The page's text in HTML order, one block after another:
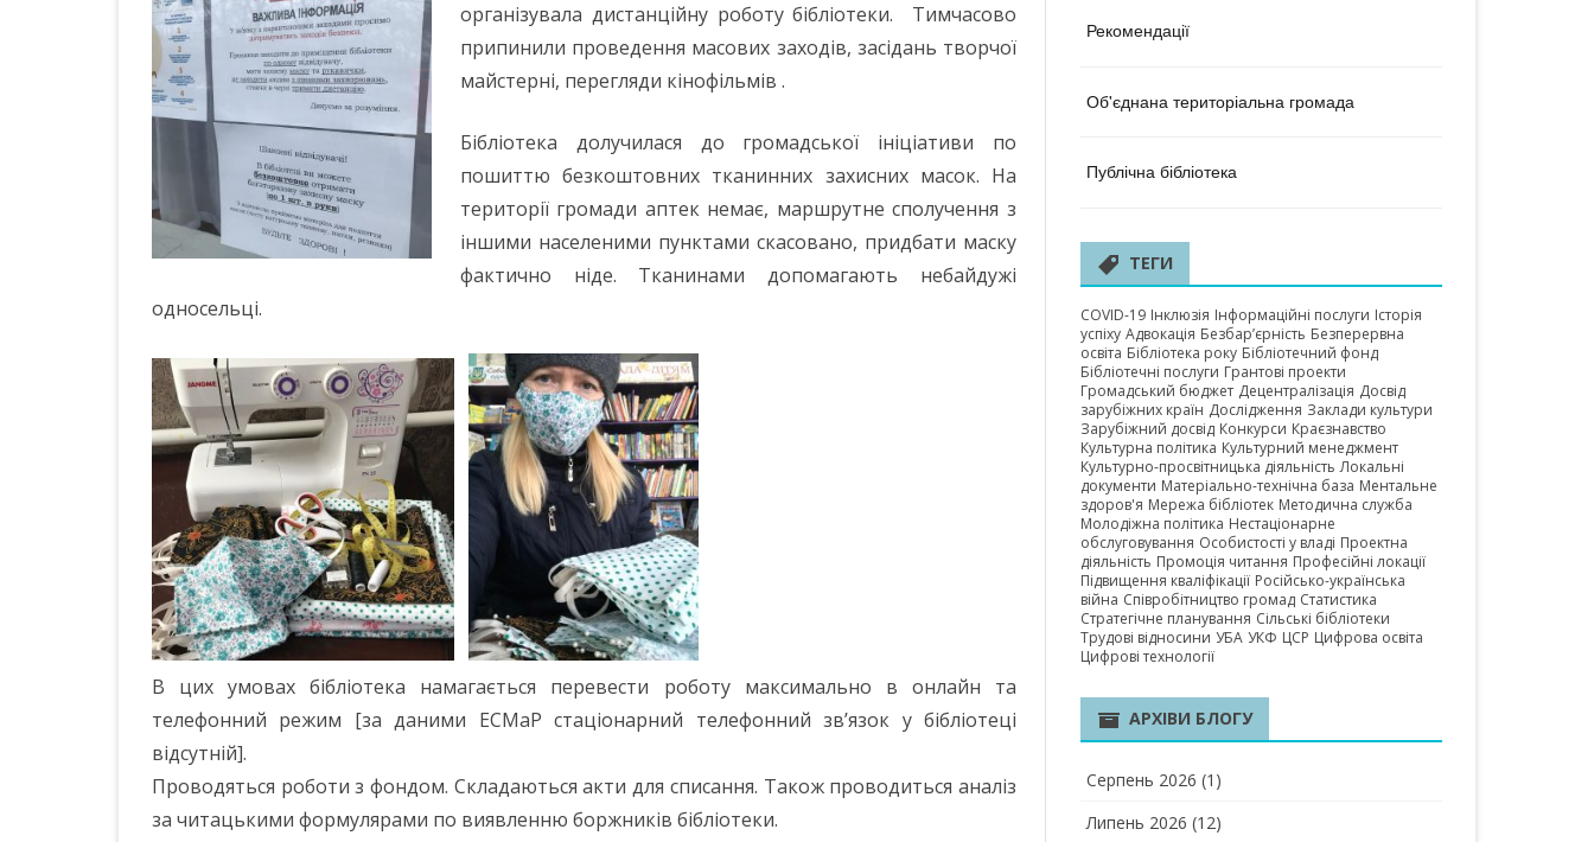
ХАРКІВСЬКА ОБЛАСТЬ
ХЕРСОНСЬКА ОБЛАСТЬ
ХМЕЛЬНИЦЬКА ОБЛАСТЬ
ЧЕРНІВЕЦЬКА ОБЛАСТЬ
ЧЕРНІГІВСЬКА ОБЛАСТЬ
організувала дистанційну роботу бібліотеки. Тимчасово
припинили проведення масових заходів, засідань творчої
майстерні, перегляди кінофільмів .
Бібліотека долучилася до громадської ініціативи по
пошиттю безкоштовних тканинних захисних масок. На
території громади аптек немає, маршрутне сполучення з
іншими населеними пунктами скасовано, придбати маску
фактично ніде. Тканинами допомагають небайдужі
односельці.
В цих умовах бібліотека намагається перевести роботу максимально в онлайн та
телефонний режим [за даними ЕСМаР стаціонарний телефонний зв’язок у бібліотеці
відсутній].
Проводяться роботи з фондом. Складаються акти для списання. Також проводиться аналіз
за читацькими формулярами по виявленню боржників бібліотеки.
Рекомендації
Об'єднана територіальна громада
Публічна бібліотека
ТЕГИ
COVID-19 Інклюзія Інформаційні послуги Історія
успіху Адвокація Безбар’єрність Безперервна
освіта Бібліотека року Бібліотечний фонд
Бібліотечні послуги Грантові проекти
Громадський бюджет Децентралізація Досвід
зарубіжних країн Дослідження Заклади культури
Зарубіжний досвід Конкурси Краєзнавство
Культурна політика Культурний менеджмент
Культурно-просвітницька діяльність Локальні
документи Матеріально-технічна база Ментальне
здоров'я Мережа бібліотек Методична служба
Молодіжна політика Нестаціонарне
обслуговування Особистості у владі Проектна
діяльність Промоція читання Професійні локації
Підвищення кваліфікації Російсько-українська
війна Співробітництво громад Статистика
Стратегічне планування Сільські бібліотеки
Трудові відносини УБА УКФ ЦСР Цифрова освіта
Цифрові технології
АРХІВИ БЛОГУ
Серпень 2026 (1)
Липень 2026 (12)